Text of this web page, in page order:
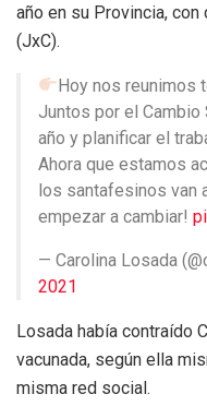
año en su Provincia,
(JxC).
Hoy nos reunimos
Juntos por el Cambio
año y planificar el
Ahora que estamos
los santafesinos van
empezar a cambiar!
— Carolina Losada
2021
Losada había contraído
vacunada, según ella
misma red social.